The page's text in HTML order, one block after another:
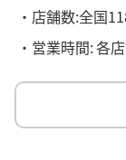
・店舗数:全国
・営業時間:各